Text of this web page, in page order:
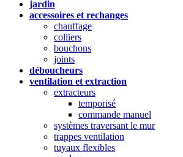
jardin
accessoires et rechanges
chauffage
colliers
bouchons
joints
déboucheurs
ventilation et extraction
extracteurs
temporisé
commande manuel
systèmes traversant le mur
trappes ventilation
tuyaux flexibles